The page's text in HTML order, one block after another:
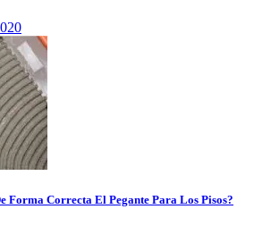
Forma Correcta El Pegante Para Los Pisos?